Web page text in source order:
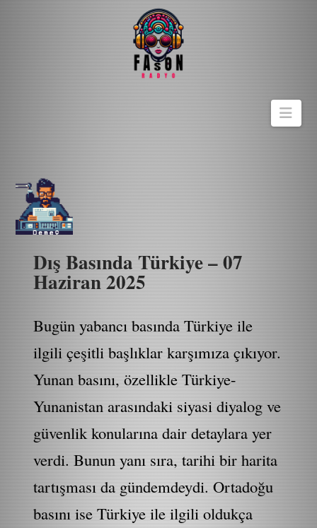
Dış Basında Türkiye – 07
Haziran 2025
Bugün yabancı basında Türkiye ile
ilgili çeşitli başlıklar karşımıza çıkıyor.
Yunan basını, özellikle Türkiye-
Yunanistan arasındaki siyasi diyalog ve
güvenlik konularına dair detaylara yer
verdi. Bunun yanı sıra, tarihi bir harita
tartışması da gündemdeydi. Ortadoğu
basını ise Türkiye ile ilgili oldukça